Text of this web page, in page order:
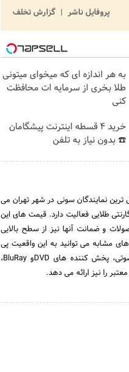
پروفایل ناشر
گزارش تخلف
به هر اندازه ای که میخوای میتونی
طلا بخری از سرمایه ات محافظت
کنی
خرید 4 قسطه اینترنت پیشگامان
☎️ بدون نیاز به تلفن
یکی از فعال ترین نمایندگان سونی در شهر تهران می
طلایی فعالیت دارد. قیمت های این
و ضمانت آنها نیز از سطح بالایی
مشابه می توانید به این واقعیت پی
ببرید. همچنین این فروشگاه به منظور رفاه حال مشتریان عزیز سیستم های صوتی، پخش کننده های DVD‌و BluRay،
را نیز ارائه می دهد.